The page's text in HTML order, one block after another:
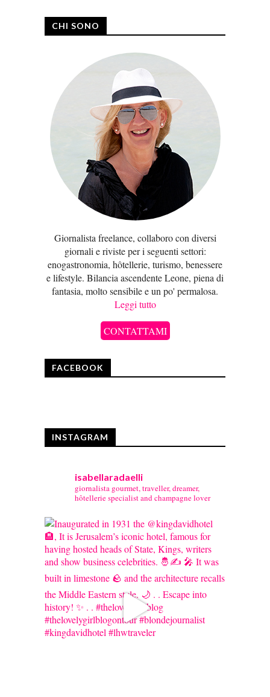
CHI SONO
Giornalista freelance, collaboro con diversi
giornali e riviste per i seguenti settori:
enogastronomia, hôtellerie, turismo, benessere
e lifestyle. Bilancia ascendente Leone, piena di
fantasia, molto sensibile e un po' permalosa.
Leggi tutto
CONTATTAMI
FACEBOOK
INSTAGRAM
isabellaradaelli
giornalista gourmet, traveller, dreamer,
hôtellerie specialist and champagne lover